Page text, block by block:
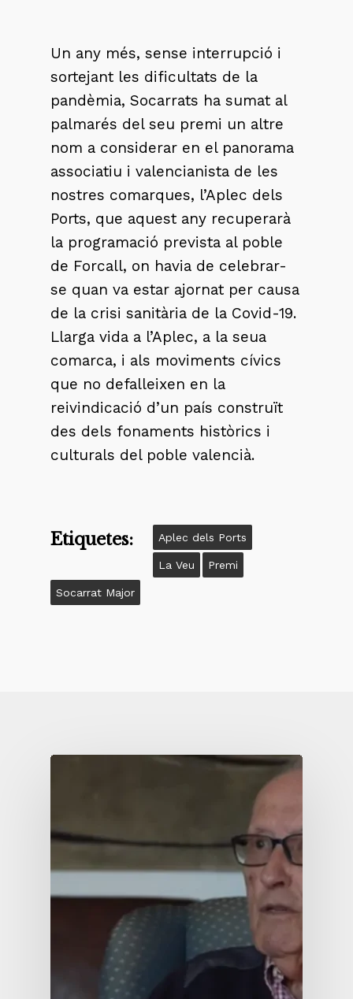
Un any més, sense interrupció i
sortejant les dificultats de la
pandèmia, Socarrats ha sumat al
palmarés del seu premi un altre
nom a considerar en el panorama
associatiu i valencianista de les
nostres comarques, l’Aplec dels
Ports, que aquest any recuperarà
la programació prevista al poble
de Forcall, on havia de celebrar-
se quan va estar ajornat per causa
de la crisi sanitària de la Covid-19.
Llarga vida a l’Aplec, a la seua
comarca, i als moviments cívics
que no defalleixen en la
reivindicació d’un país construït
des dels fonaments històrics i
culturals del poble valencià.
Etiquetes: Aplec dels Ports
La Veu Premi
Socarrat Major